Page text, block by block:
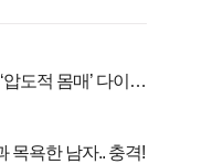
도적 몸매’ 다이어
목욕한 남자.. 충격!